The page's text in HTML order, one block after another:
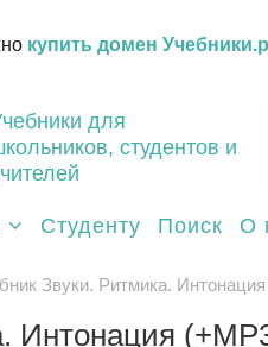
купить домен
для
студентов и
Студенту Поиск О
Звуки. Ритмика.
Интонация